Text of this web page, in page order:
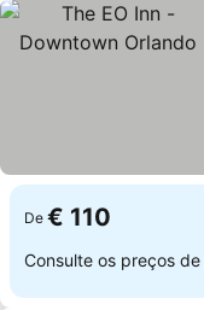
De € 110
Consulte os preços de